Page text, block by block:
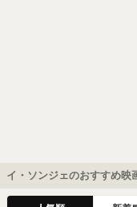
イ・ソンジェのおすすめ映